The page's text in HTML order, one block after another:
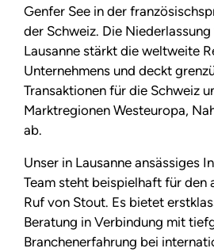
Genfer See in der
der Schweiz. Die
Lausanne stärkt die weltweite
Unternehmens und deckt
Transaktionen für die Schweiz
Marktregionen Westeuropa,
ab.
Unser in Lausanne ansässiges
Team steht beispielhaft für den
Ruf von Stout. Es bietet
Beratung in Verbindung mit
Branchenerfahrung bei